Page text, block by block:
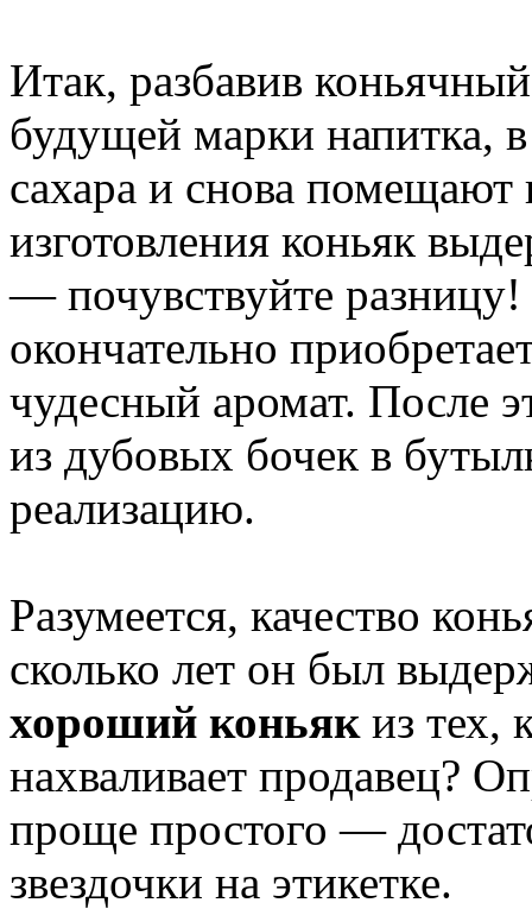
Итак, разбавив
будущей марки напитка,
сахара и снова
изготовления коньяк
— почувствуйте разницу!
окончательно
чудесный аромат. После
из дубовых бочек в
реализацию.
Разумеется, качество
сколько лет он был
хороший коньякиз тех,
нахваливает продавец?
проще простого —
звездочки на этикетке.